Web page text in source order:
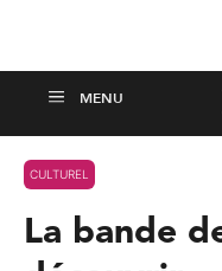
CULTUREL
La bande